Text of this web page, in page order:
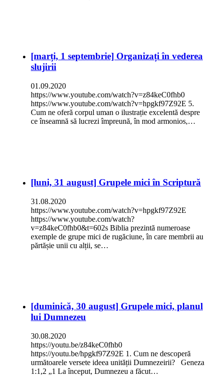
[marți, 1 septembrie] Organizați în vederea
slujirii
01.09.2020
https://www.youtube.com/watch?v=z84keC0fhb0
https://www.youtube.com/watch?v=hpgkf97Z92E 5.
Cum ne oferă corpul uman o ilustrație excelentă despre
ce înseamnă să lucrezi împreună, în mod armonios,…
[luni, 31 august] Grupele mici în Scriptură
31.08.2020
https://www.youtube.com/watch?v=hpgkf97Z92E
https://www.youtube.com/watch?
v=z84keC0fhb0&t=602s Biblia prezintă numeroase
exemple de grupe mici de rugăciune, în care membrii au
părtășie unii cu alții, se…
[duminică, 30 august] Grupele mici, planul
lui Dumnezeu
30.08.2020
https://youtu.be/z84keC0fhb0
https://youtu.be/hpgkf97Z92E 1. Cum ne descoperă
următoarele versete ideea unității Dumnezeirii? Geneza
1:1,2 „1 La început, Dumnezeu a făcut…